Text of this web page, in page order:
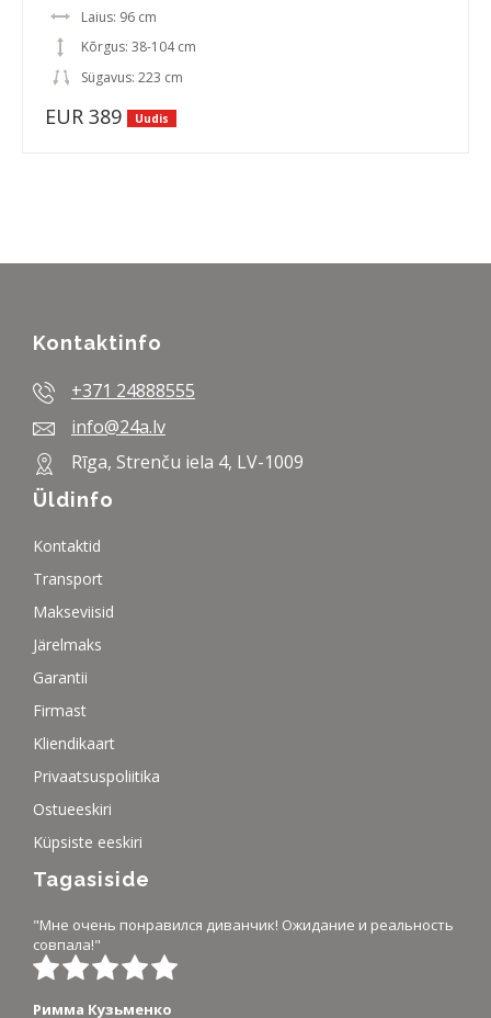
Laius: 96 cm
Kõrgus: 38-104 cm
Sügavus: 223 cm
EUR 389 Uudis
Kontaktinfo
+371 24888555
info@24a.lv
Rīga, Strenču iela 4, LV-1009
Üldinfo
Kontaktid
Transport
Makseviisid
Järelmaks
Garantii
Firmast
Kliendikaart
Privaatsuspoliitika
Ostueeskiri
Küpsiste eeskiri
Tagasiside
"Мне очень понравился диванчик! Ожидание и реальность
совпала!"
Римма Кузьменко